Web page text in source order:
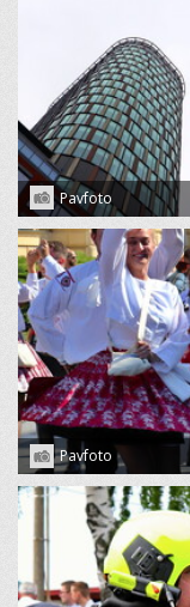
Pavfoto
Pavfoto